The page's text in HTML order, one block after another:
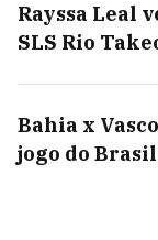
Rayssa Leal
SLS Rio
Bahia x
jogo do